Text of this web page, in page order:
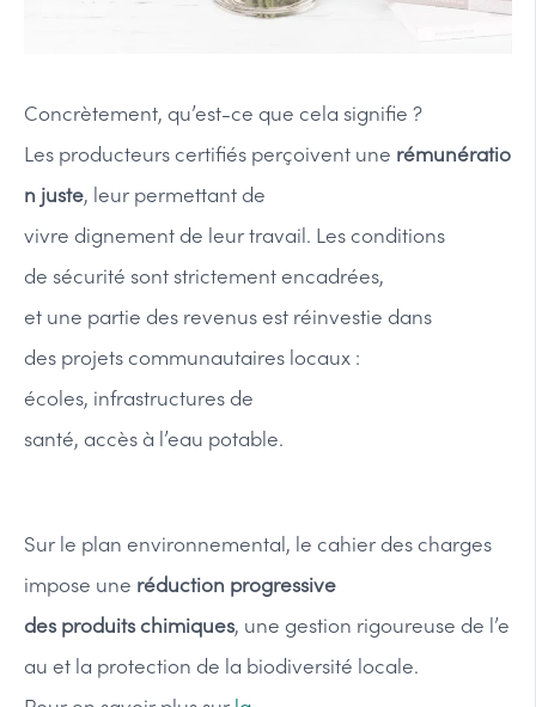
Concrètement, qu’est-ce que cela signifie ?
Les producteurs certifiés perçoivent une rémunératio
n juste, leur permettant de
vivre dignement de leur travail. Les conditions
de sécurité sont strictement encadrées,
et une partie des revenus est réinvestie dans
des projets communautaires locaux :
écoles, infrastructures de
santé, accès à l’eau potable.
Sur le plan environnemental, le cahier des charges
impose une réduction progressive
des produits chimiques, une gestion rigoureuse de l’e
au et la protection de la biodiversité locale.